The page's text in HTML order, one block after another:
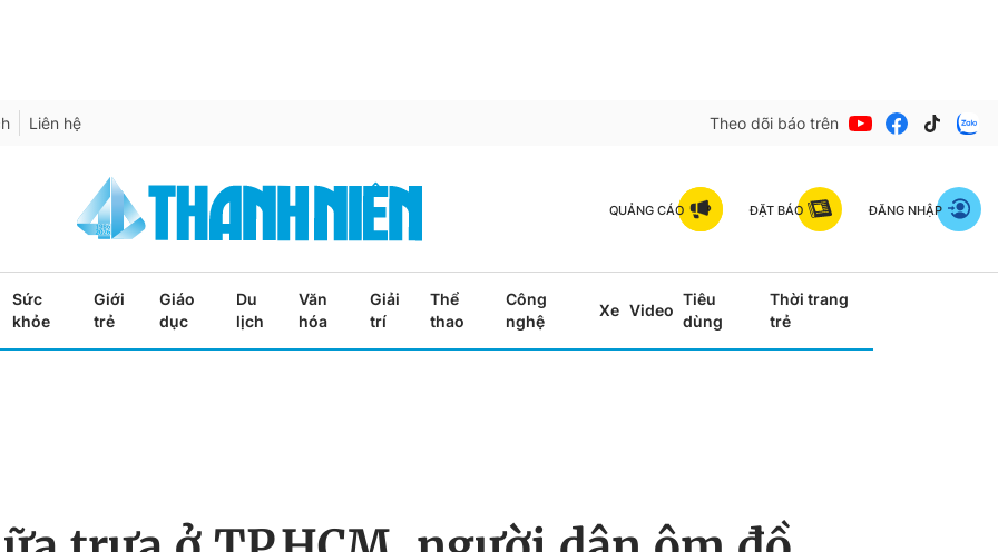
Liên hệ Theo dõi báo trên
QUẢNG CÁO ĐẶT BÁO ĐĂNG NHẬP
Sức
khỏe
Giới
trẻ
Giáo
dục
Du
lịch
Văn
hóa
Giải
trí
Thể
thao
Công
nghệ
Xe Video
Tiêu
dùng
Thời trang
trẻ